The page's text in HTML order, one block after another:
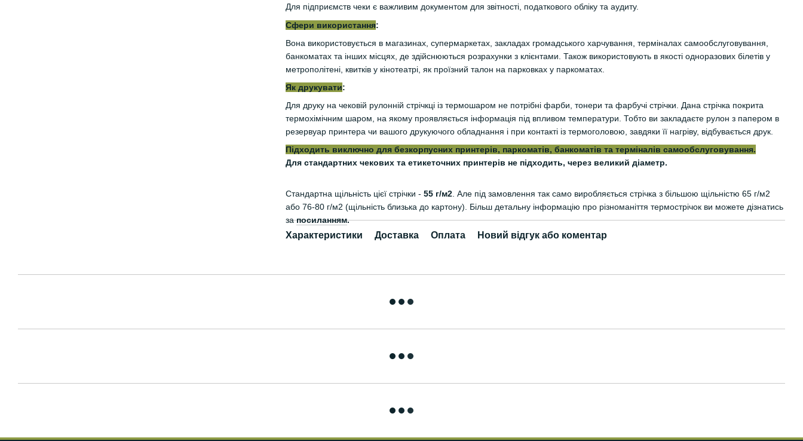
Для підприємств чеки є важливим документом для звітності, податкового обліку та аудиту.
Сфери використання:
Вона використовується в магазинах, супермаркетах, закладах громадського харчування, терміналах самообслуговування,
банкоматах та інших місцях, де здійснюються розрахунки з клієнтами. Також використовують в якості одноразових білетів у
метрополітені, квитків у кінотеатрі, як проїзний талон на парковках у паркоматах.
Як друкувати:
Для друку на чековій рулонній стрічкці із термошаром не потрібні фарби, тонери та фарбучі стрічки. Дана стрічка покрита
термохімічним шаром, на якому проявляється інформація під впливом температури. Тобто ви закладаєте рулон з папером в
резервуар принтера чи вашого друкуючого обладнання і при контакті із термоголовою, завдяки її нагріву, відбувається друк.
Підходить виключно для безкорпусних принтерів, паркоматів, банкоматів та терміналів самообслуговування.
Для стандартних чекових та етикеточних принтерів не підходить, через великий діаметр.
Стандартна щільність цієї стрічки - 55 г/м2. Але під замовлення так само виробляється стрічка з більшою щільністю 65 г/м2
або 76-80 г/м2 (щільність близька до картону). Більш детальну інформацію про різноманіття термострічок ви можете дізнатись
запосиланням.
Характеристики Доставка Оплата Новий відгук або коментар